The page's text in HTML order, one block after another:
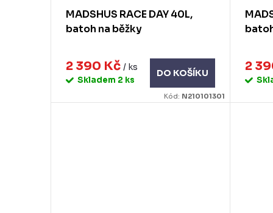
MADSHUS RACE DAY 40L,
batoh na běžky
2 390 Kč / ks
Skladem 2 ks
DO KOŠÍKU
Kód: N210101301
2